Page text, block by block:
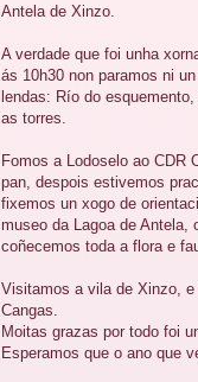
Antela de Xinzo.
A verdade que foi unha
ás 10h30 non paramos ni
lendas: Río do
as torres.
Fomos a Lodoselo ao CDR
pan, despois estivemos
fixemos un xogo de
museo da Lagoa de Antela,
coñecemos toda a flora e
Visitamos a vila de Xinzo,
Cangas.
Moitas grazas por todo foi
Esperamos que o ano que